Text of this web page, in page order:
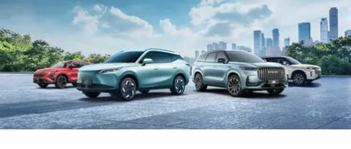
Страхование
Кредитный калькулятор
Аксессуары
Одежда и сувениры
Оригинальные аксессуары
Клиентская поддержка
O&J Автоклуб
Клуб владельцев OMODA
Приложение O&J
Аксессуары
Обратная связь